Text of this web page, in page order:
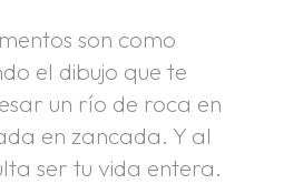
son como
el dibujo que te
un río de roca en
en zancada. Y al
ser tu vida entera.